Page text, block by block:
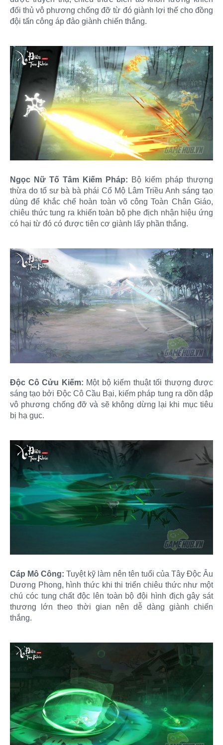
đối thủ vô phương chống đỡ từ đó giành lợi thế cho đồng
đội tấn công áp đảo giành chiến thắng.
Ngọc Nữ Tố Tâm Kiếm Pháp: Bộ kiếm pháp thượng
thừa do tổ sư bà bà phái Cổ Mộ Lâm Triều Anh sáng tạo
dùng để khắc chế hoàn toàn võ công Toàn Chân Giáo,
chiêu thức tung ra khiến toàn bộ phe địch nhận hiệu ứng
có hại từ đó có được tiên cơ giành lấy phần thắng.
Độc Cô Cửu Kiếm: Một bộ kiếm thuật tối thượng được
sáng tạo bởi Độc Cô Cầu Bại, kiếm pháp tung ra dồn dập
vô phương chống đỡ và sẽ không dừng lại khi mục tiêu
bị hạ gục.
Cáp Mô Công:Tuyệt kỹ làm nên tên tuổi của Tây Độc Âu
Dương Phong, hình thức khi thi triển chiêu thức như một
chú cóc tung chất độc lên toàn bộ đội hình địch gây sát
thương lớn theo thời gian nên dễ dàng giành chiến
thắng.